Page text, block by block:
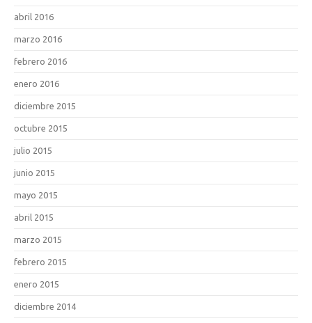
abril 2016
marzo 2016
febrero 2016
enero 2016
diciembre 2015
octubre 2015
julio 2015
junio 2015
mayo 2015
abril 2015
marzo 2015
febrero 2015
enero 2015
diciembre 2014